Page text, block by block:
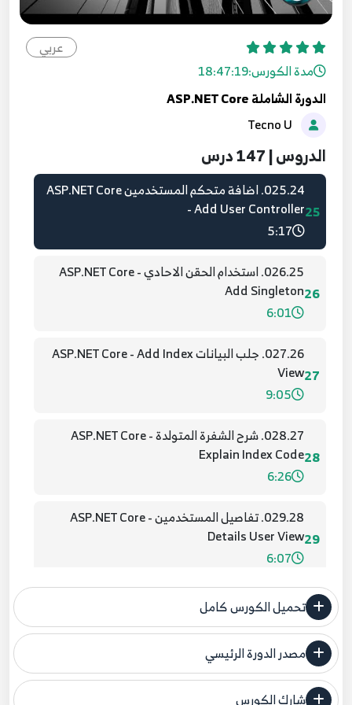
عربي
مدة الكورس:18:47:19
الدورة الشاملة ASP.NET Core
الدروس | 147 درس
23
023.22. جلب البيانات والبحث ASP.NET Core -
GetData and Search Methods
7:32
24
Core - Add, Edit , Delete, Find
6:28
25
025.24. اضافة متحكم المستخدمين ASP.NET Core
- Add User Controller
5:17
26
026.25. استخدام الحقن الاحادي ASP.NET Core -
Add Singleton
6:01
27
027.26. جلب البيانات ASP.NET Core - Add Index
View
9:05
28
028.27. شرح الشفرة المتولدة ASP.NET Core -
Explain Index Code
6:26
29
029.28. تفاصيل المستخدمين ASP.NET Core -
Details User View
6:07
30
Annotations
10:53
031.30. ASP.NET Core - Data Annotations Max
and Min value
تحميل الكورس كامل
مصدر الدورة الرئيسي
فنحن لا ندعي ملكية أي دورة ولهذا نضع المصدر الأصلي لكم
شارك الكورس